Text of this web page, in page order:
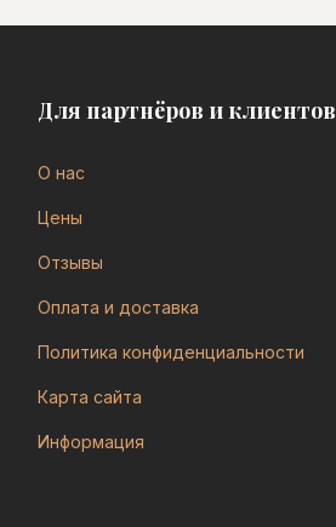
Для партнёров и клиентов
О нас
Цены
Отзывы
Оплата и доставка
Политика конфиденциальности
Карта сайта
Информация